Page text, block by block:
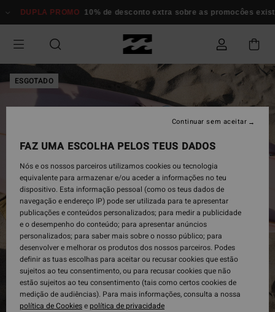
para
informação
produto
DUPLA PROMO 10% de desconto extra sobre as promocôes
ESGOTADO
FAZ UMA ESCOLHA PELOS TEUS DADOS
Nós e os nossos parceiros utilizamos cookies ou tecnologia
equivalente para armazenar e/ou aceder a informações no teu
dispositivo. Esta informação pessoal (como os teus dados de
navegação e endereço IP) pode ser utilizada para te apresentar
publicações e conteúdos personalizados; para medir a publicidade
e o desempenho do conteúdo; para apresentar anúncios
personalizados; para saber mais sobre o nosso público; para
desenvolver e melhorar os produtos dos nossos parceiros. Podes
definir as tuas escolhas para aceitar ou recusar cookies que estão
sujeitos ao teu consentimento, ou para recusar cookies que não
estão sujeitos ao teu consentimento (tais como certos cookies de
medição de audiências). Para mais informações, consulta a nossa
política de Cookiesepolítica de privacidade
Continuar sem aceitar